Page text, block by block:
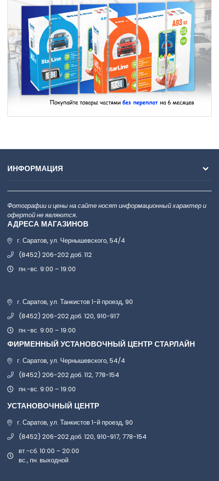
ИНФОРМАЦИЯ
Фотографии и цены на сайте носят информационный характер и
офертой не являются.
АДРЕСА МАГАЗИНОВ
г. Саратов, ул. Чернышевского, 54/4
(8452) 206-202 доб. 112
пн.-вс. 9:00 – 19:00
г. Саратов, ул. Танкистов 1-й проезд, 90
(8452) 206-202 доб. 120, 910-917
пн.-вс. 9:00 – 19:00
ФИРМЕННЫЙ УСТАНОВОЧНЫЙ ЦЕНТР СТАРЛАЙН
г. Саратов, ул. Чернышевского, 54/4
(8452) 206-202 доб. 112, 778-154
пн.-вс. 9:00 – 19:00
УСТАНОВОЧНЫЙ ЦЕНТР
г. Саратов, ул. Танкистов 1-й проезд, 90
(8452) 206-202 доб. 120, 910-917, 778-154
вт.-сб. 10:00 – 20:00
вс., пн. выходной